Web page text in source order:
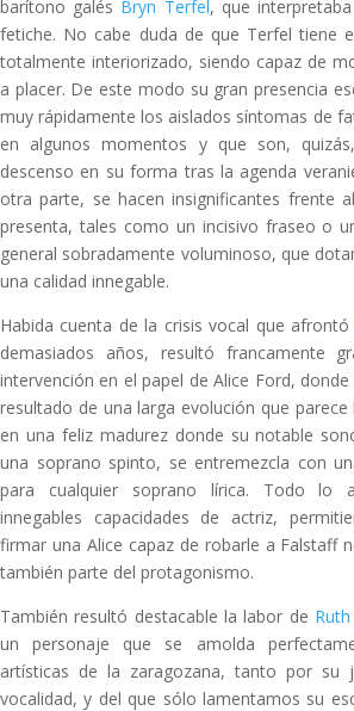
barítono galés Bryn Terfel, que
fetiche. No cabe duda de que Terfel tiene
totalmente interiorizado, siendo capaz de
a placer. De este modo su gran presencia
muy rápidamente los aislados síntomas de
en algunos momentos y que son,
descenso en su forma tras la agenda
otra parte, se hacen insignificantes frente
presenta, tales como un incisivo fraseo o
general sobradamente voluminoso, que
una calidad innegable.
Habida cuenta de la crisis vocal que afrontó
demasiados años, resultó francamente
intervención en el papel de Alice Ford,
resultado de una larga evolución que
en una feliz madurez donde su notable
una soprano spinto, se entremezcla con
para cualquier soprano lírica. Todo lo
innegables capacidades de actriz,
firmar una Alice capaz de robarle a Falstaff
también parte del protagonismo.
También resultó destacable la labor de
un personaje que se amolda
artísticas de la zaragozana, tanto por su
vocalidad, y del que sólo lamentamos su